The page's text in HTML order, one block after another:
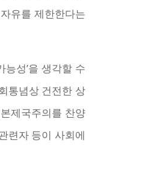
유를 제한한다는
성’을 생각할 수
통념상 건전한 상
제국주의를 찬양
련자 등이 사회에